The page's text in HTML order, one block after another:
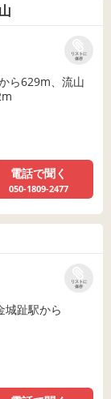
リストに
保存
ら629m、流山
電話で聞く
050-1809-2477
リストに
保存
城趾駅から